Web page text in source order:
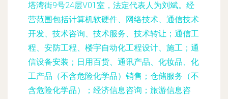
塔湾街9号24层V01室，法定代表人为刘斌。经
营范围包括计算机软硬件、网络技术、通信技术
开发、技术咨询、技术服务、技术转让；通信工
程、安防工程、楼宇自动化工程设计、施工；通
信设备安装；日用百货、通讯产品、化妆品、化
工产品（不含危险化学品）销售；仓储服务（不
含危险化学品）；经济信息咨询；旅游信息咨